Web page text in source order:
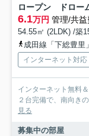
ロープン ドロー
6.1万円 管理/共
54.55㎡ (2LDK) /築
成田線「下総豊里
インターネット対応
インターネット無料
２台完備で、南向き
見る
募集中の部屋